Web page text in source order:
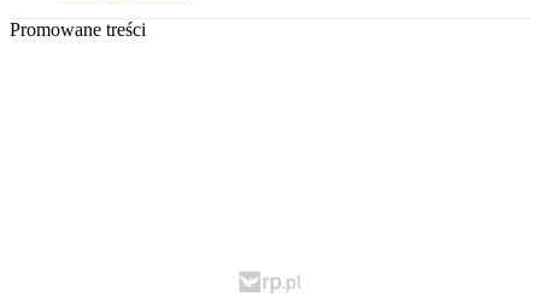
Promowane treści